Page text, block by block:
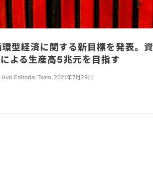
型経済に関する新目標を発表。資
よる生産高5兆元を目指す
Editorial Team 2021年7月29日